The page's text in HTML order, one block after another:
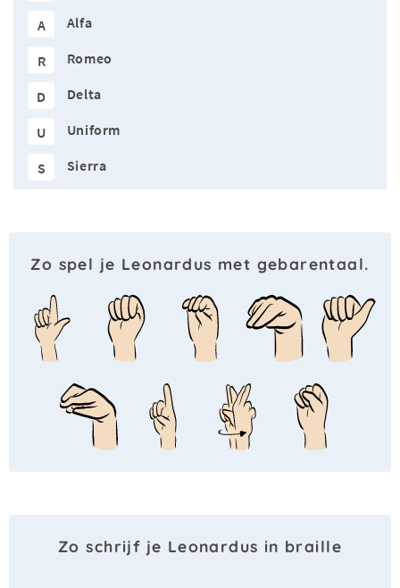
A Alfa
R Romeo
D Delta
U Uniform
S Sierra
Zo spel je Leonardus met gebarentaal.
Zo schrijf je Leonardus in braille